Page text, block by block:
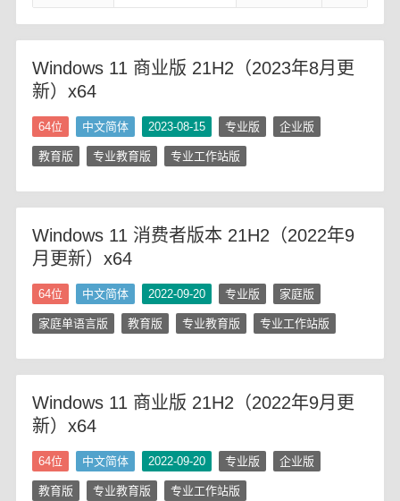
Windows 11 商业版 21H2（2023年8月更
新）x64
64位 中文简体 2023-08-15 专业版 企业版
教育版 专业教育版 专业工作站版
Windows 11 消费者版本 21H2（2022年9
月更新）x64
64位 中文简体 2022-09-20 专业版 家庭版
家庭单语言版 教育版 专业教育版 专业工作站版
Windows 11 商业版 21H2（2022年9月更
新）x64
64位 中文简体 2022-09-20 专业版 企业版
教育版 专业教育版 专业工作站版